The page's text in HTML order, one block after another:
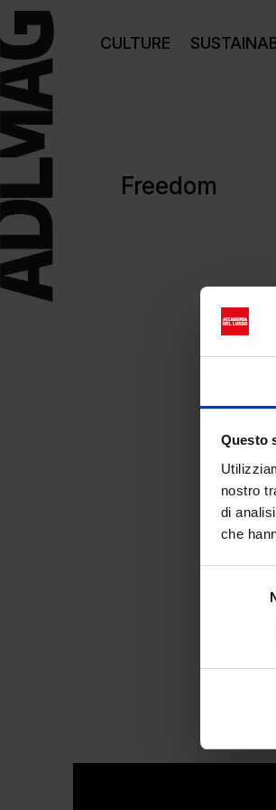
Questo
nostro
di
che
CULTURE
Freedom